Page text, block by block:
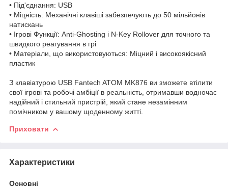
• Під'єднання: USB
• Міцність: Механічні клавіші забезпечують до 50 мільйонів
натискань
• Ігрові Функції: Anti-Ghosting і N-Key Rollover для точного та
швидкого реагування в грі
• Матеріали, що використовуються: Міцний і високоякісний
пластик
З клавіатурою USB Fantech ATOM MK876 ви зможете втілити
свої ігрові та робочі амбіції в реальність, отримавши водночас
надійний і стильний пристрій, який стане незамінним
помічником у вашому щоденному житті.
Приховати
Характеристики
Основні